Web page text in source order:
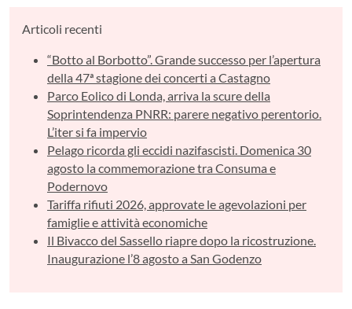
Articoli recenti
“Botto al Borbotto”. Grande successo per l’apertura
della 47ª stagione dei concerti a Castagno
Parco Eolico di Londa, arriva la scure della
Soprintendenza PNRR: parere negativo perentorio.
L’iter si fa impervio
Pelago ricorda gli eccidi nazifascisti. Domenica 30
agosto la commemorazione tra Consuma e
Podernovo
Tariffa rifiuti 2026, approvate le agevolazioni per
famiglie e attività economiche
Il Bivacco del Sassello riapre dopo la ricostruzione.
Inaugurazione l’8 agosto a San Godenzo